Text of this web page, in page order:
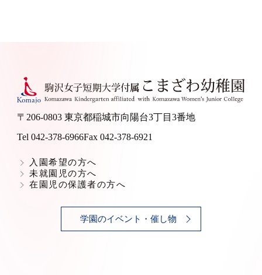
〒206-0803 東京都稲城市向陽台3丁目3番地
Tel 042-378-6966Fax 042-378-6921
入園希望の方へ
未就園児の方へ
在園児の保護者の方へ
学園のイベント・催し物